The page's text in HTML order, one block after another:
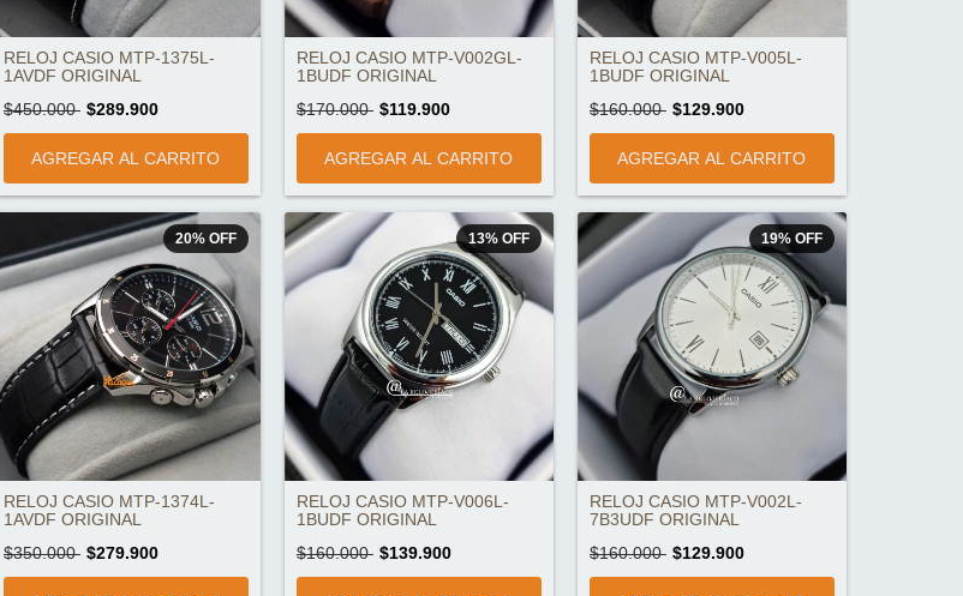
RELOJ CASIO MTP-1375L-
1AVDF ORIGINAL
$450.000 $289.900
RELOJ CASIO MTP-V002GL-
1BUDF ORIGINAL
$170.000 $119.900
RELOJ CASIO MTP-V005L-
1BUDF ORIGINAL
$160.000 $129.900
20% OFF
RELOJ CASIO MTP-1374L-
1AVDF ORIGINAL
$350.000 $279.900
13% OFF
RELOJ CASIO MTP-V006L-
1BUDF ORIGINAL
$160.000 $139.900
19% OFF
RELOJ CASIO MTP-V002L-
7B3UDF ORIGINAL
$160.000 $129.900